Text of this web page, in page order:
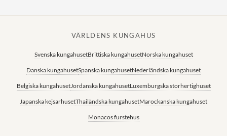
VÄRLDENS KUNGAHUS
Svenska kungahusetBrittiska kungahusetNorska kungahuset
Danska kungahusetSpanska kungahusetNederländska kungahuset
Belgiska kungahusetJordanska kungahusetLuxemburgska storhertighuset
Japanska kejsarhusetThailändska kungahusetMarockanska kungahuset
Monacos furstehus